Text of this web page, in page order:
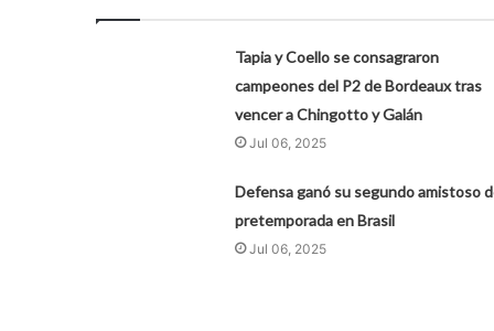
Tapia y Coello se consagraron
campeones del P2 de Bordeaux tras
vencer a Chingotto y Galán
Jul 06, 2025
Defensa ganó su segundo amistoso
pretemporada en Brasil
Jul 06, 2025